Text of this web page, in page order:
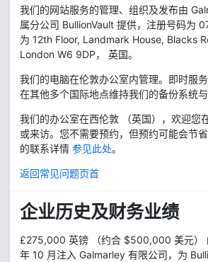
我们的网站服务的管理、组织及发布由
属分公司 BullionVault 提供，注册号码为
为 12th Floor, Landmark House, Blacks
London W6 9DP， 英国。
我们的电脑在伦敦办公室内管理。即时服
在其他多个国际地点维持我们的备份系统与
我们的办公室在西伦敦 （英国），欢迎您
或来访。您不需要预约，但预约可能会节
的联系详情 参见此处。
返回常见问题页首
企业历史及财务业绩
£275,000 英镑 （约合 $500,000 美元）
年 10 月注入 Galmarley 有限公司，为